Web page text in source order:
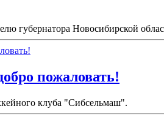
губернатора Новосибирской
пожаловать!
клуба "Сибсельмаш".